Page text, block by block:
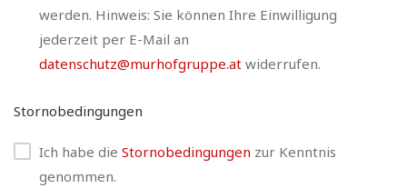
werden. Hinweis: Sie können Ihre Einwilligung
jederzeit per E-Mail an
datenschutz@murhofgruppe.at widerrufen.
Stornobedingungen
Ich habe die Stornobedingungen zur Kenntnis
genommen.